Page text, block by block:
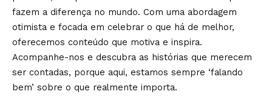
fazem a diferença no mundo. Com uma abordagem
otimista e focada em celebrar o que há de melhor,
oferecemos conteúdo que motiva e inspira.
Acompanhe-nos e descubra as histórias que merecem
ser contadas, porque aqui, estamos sempre ‘falando
bem’ sobre o que realmente importa.